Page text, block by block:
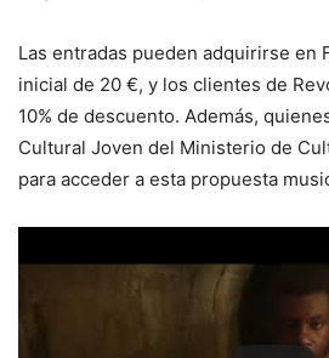
Las entradas pueden adquirirse en
inicial de 20 €, y los clientes de
10% de descuento. Además,
Cultural Joven del Ministerio de
para acceder a esta propuesta